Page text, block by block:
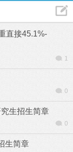
直接45.1%-
1
0
生招生简章
0
生简章